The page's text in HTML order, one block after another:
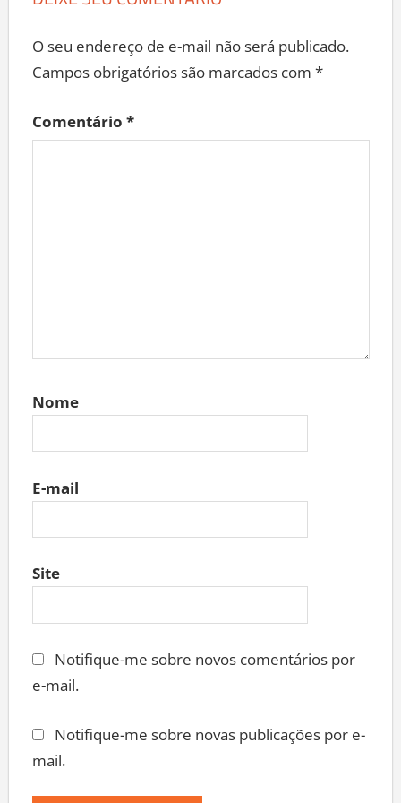
O seu endereço de e-mail não será publicado.
Campos obrigatórios são marcados com *
Comentário *
Nome
E-mail
Site
Notifique-me sobre novos comentários por
e-mail.
Notifique-me sobre novas publicações por e-
mail.